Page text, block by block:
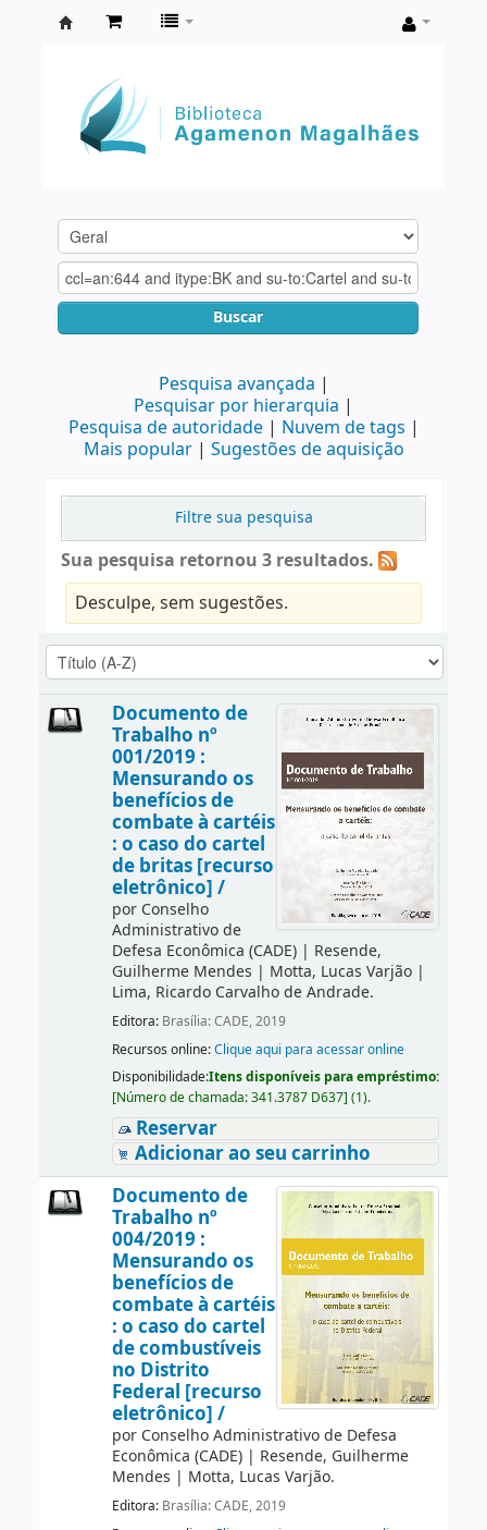
Agamenon
Magalhães
Buscar
Pesquisa avançada
Pesquisar por hierarquia
Pesquisa de autoridade
Nuvem de tags
Mais popular
Sugestões de aquisição
Filtre sua pesquisa
Sua pesquisa retornou 3 resultados.
Desculpe, sem sugestões.
Documento de
Trabalho nº
001/2019 :
Mensurando os
benefícios de
combate à cartéis
: o caso do cartel
de britas [recurso
eletrônico] /
por Conselho
Administrativo de
Defesa Econômica (CADE)| Resende,
Guilherme Mendes | Motta, Lucas Varjão|
Lima, Ricardo Carvalho de Andrade.
Editora: Brasília: CADE, 2019
Recursos online:Clique aqui para acessar online
Disponibilidade:Itens disponíveis para empréstimo:
[Número de chamada:341.3787 D637] (1).
Reservar
Adicionar ao seu carrinho
Documento de
Trabalho nº
004/2019 :
Mensurando os
benefícios de
combate à cartéis
: o caso do cartel
de combustíveis
no Distrito
Federal [recurso
eletrônico] /
por Conselho Administrativo de Defesa
Econômica (CADE)| Resende, Guilherme
Mendes | Motta, Lucas Varjão.
Editora: Brasília: CADE, 2019